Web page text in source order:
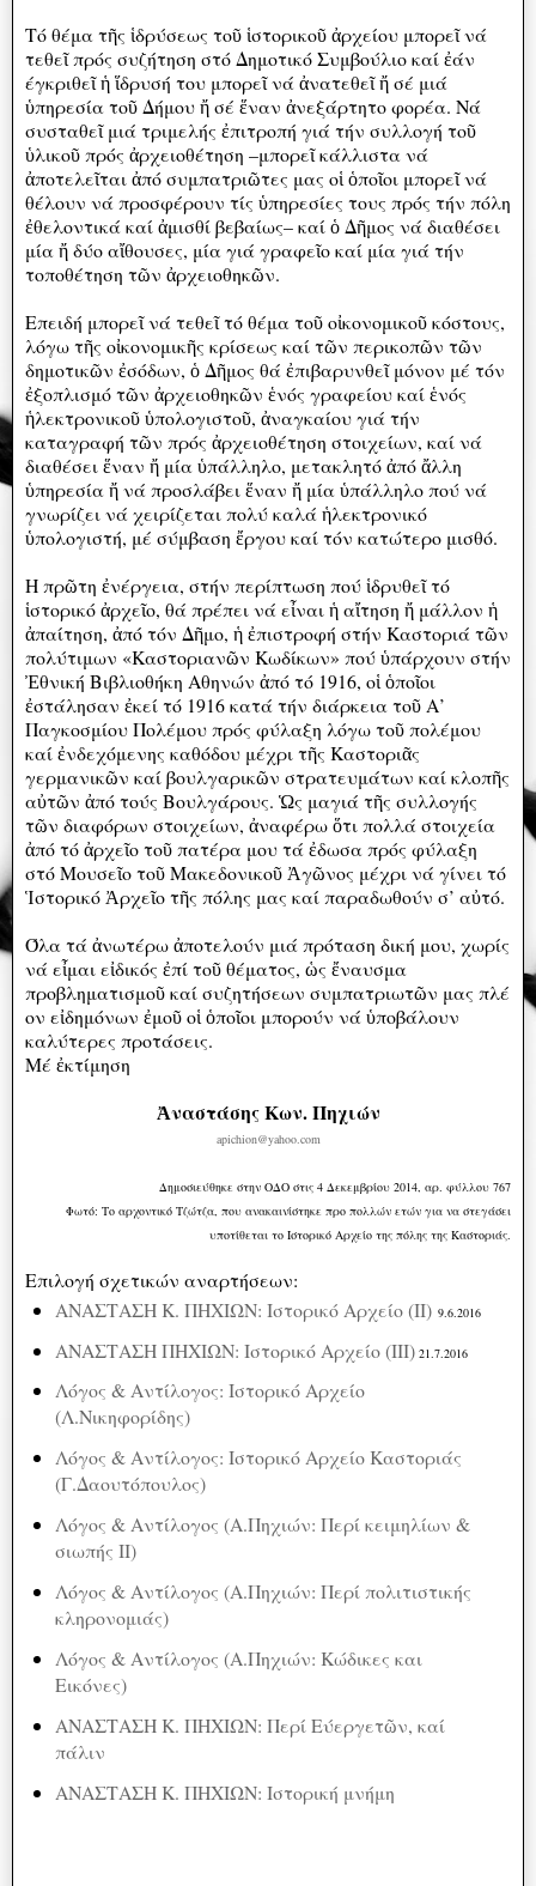
Τό θέμα τῆς ἱδρύσεως τοῦ ἱστορικοῦ ἀρχείου μπορεῖ νά
τεθεῖ πρός συζήτηση στό Δημοτικό Συμβούλιο καί ἐάν
έγκριθεῖ ἡ ἵδρυσή του μπορεῖ νά ἀνατεθεῖ ἤ σέ μιά
ὑπηρεσία τοῦ Δήμου ἤ σέ ἕναν ἀνεξάρτητο φορέα. Νά
συσταθεῖ μιά τριμελής ἐπιτροπή γιά τήν συλλογή τοῦ
ὑλικοῦ πρός ἀρχειοθέτηση –μπορεῖ κάλλιστα νά
ἀποτελεῖται ἀπό συμπατριῶτες μας οἱ ὁποῖοι μπορεῖ νά
θέλουν νά προσφέρουν τίς ὑπηρεσίες τους πρός τήν πόλη
ἐθελοντικά καί ἀμισθί βεβαίως– καί ὁ Δῆμος νά διαθέσει
μία ἤ δύο αἴθουσες, μία γιά γραφεῖο καί μία γιά τήν
τοποθέτηση τῶν ἀρχειοθηκῶν.
Επειδή μπορεῖ νά τεθεῖ τό θέμα τοῦ οἰκονομικοῦ κόστους,
λόγω τῆς οἰκονομικῆς κρίσεως καί τῶν περικοπῶν τῶν
δημοτικῶν ἐσόδων, ὁ Δῆμος θά ἐπιβαρυνθεῖ μόνον μέ τόν
ἐξοπλισμό τῶν ἀρχειοθηκῶν ἑνός γραφείου καί ἑνός
ἡλεκτρονικοῦ ὑπολογιστοῦ, ἀναγκαίου γιά τήν
καταγραφή τῶν πρός ἀρχειοθέτηση στοιχείων, καί νά
διαθέσει ἕναν ἤ μία ὑπάλληλο, μετακλητό ἀπό ἄλλη
ὑπηρεσία ἤ νά προσλάβει ἕναν ἤ μία ὑπάλληλο πού νά
γνωρίζει νά χειρίζεται πολύ καλά ἡλεκτρονικό
ὑπολογιστή, μέ σύμβαση ἔργου καί τόν κατώτερο μισθό.
Η πρῶτη ἐνέργεια, στήν περίπτωση πού ἱδρυθεῖ τό
ἱστορικό ἀρχεῖο, θά πρέπει νά εἶναι ἡ αἴτηση ἤ μάλλον ἡ
ἀπαίτηση, ἀπό τόν Δῆμο, ἡ ἐπιστροφή στήν Καστοριά τῶν
πολύτιμων «Καστοριανῶν Κωδίκων» πού ὑπάρχουν στήν
Ἐθνική Βιβλιοθήκη Αθηνών ἀπό τό 1916, οἱ ὁποῖοι
ἐστάλησαν ἐκεί τό 1916 κατά τήν διάρκεια τοῦ Α’
Παγκοσμίου Πολέμου πρός φύλαξη λόγω τοῦ πολέμου
καί ἐνδεχόμενης καθόδου μέχρι τῆς Καστοριᾶς
γερμανικῶν καί βουλγαρικῶν στρατευμάτων καί κλοπῆς
αὐτῶν ἀπό τούς Βουλγάρους. Ὡς μαγιά τῆς συλλογής
τῶν διαφόρων στοιχείων, ἀναφέρω ὅτι πολλά στοιχεία
ἀπό τό ἀρχεῖο τοῦ πατέρα μου τά ἐδωσα πρός φύλαξη
στό Μουσεῖο τοῦ Μακεδονικοῦ Ἀγῶνος μέχρι νά γίνει τό
Ἱστορικό Ἀρχεῖο τῆς πόλης μας καί παραδωθούν σ’ αὐτό.
Όλα τά ἀνωτέρω ἀποτελούν μιά πρόταση δική μου, χωρίς
νά εἶμαι εἰδικός ἐπί τοῦ θέματος, ὡς ἔναυσμα
προβληματισμοῦ καί συζητήσεων συμπατριωτῶν μας πλέ
ον εἰδημόνων ἐμοῦ οἱ ὁποῖοι μπορούν νά ὑποβάλουν
καλύτερες προτάσεις.
Μέ ἐκτίμηση
Ἀναστάσης Κων. Πηχιών
apichion@yahoo.com
Δημοσιεύθηκε στην ΟΔΟ στις 4 Δεκεμβρίου 2014, αρ. φύλλου 767
Φωτό: Το αρχοντικό Τζώτζα, που ανακαινίστηκε προ πολλών ετών για να στεγάσει
υποτίθεται το Ιστορικό Αρχείο της πόλης της Καστοριάς.
Επιλογή σχετικών αναρτήσεων:
ΑΝΑΣΤΑΣΗ Κ. ΠΗΧΙΩΝ: Ιστορικό Αρχείο (ΙΙ) 9.6.2016
ΑΝΑΣΤΑΣΗ ΠΗΧΙΩΝ: Ιστορικό Αρχείο (ΙΙΙ) 21.7.2016
Λόγος & Αντίλογος: Ιστορικό Αρχείο
(Λ.Νικηφορίδης)
Λόγος & Αντίλογος: Ιστορικό Αρχείο Καστοριάς
(Γ.Δαουτόπουλος)
Λόγος & Αντίλογος (A.Πηχιών: Περί κειμηλίων &
σιωπής ΙΙ)
Λόγος & Αντίλογος (A.Πηχιών: Περί πολιτιστικής
κληρονομιάς)
Λόγος & Αντίλογος (A.Πηχιών: Κώδικες και
Εικόνες)
ΑΝΑΣΤΑΣΗ Κ. ΠΗΧΙΩΝ: Περί Εύεργετῶν, καί
πάλιν
ΑΝΑΣΤΑΣΗ Κ. ΠΗΧΙΩΝ: Ιστορική μνήμη